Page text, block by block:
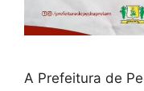
A Prefeitura de